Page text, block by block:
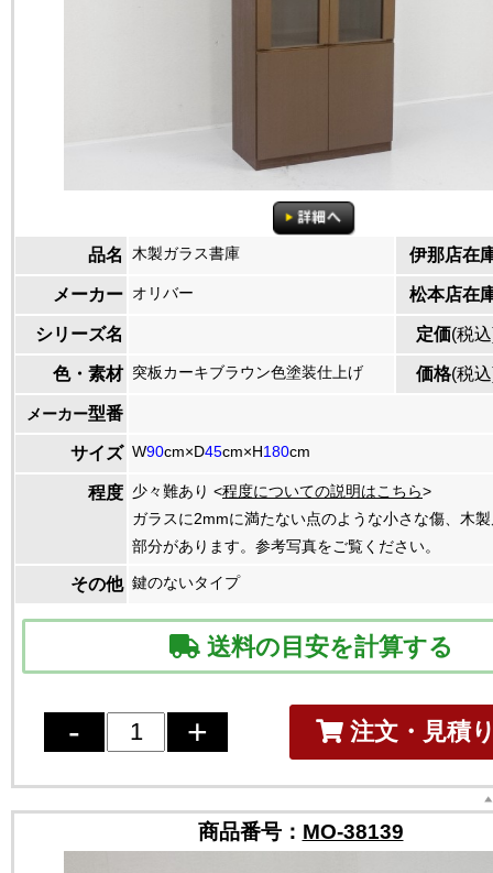
品名 木製ガラス書庫 伊那店在
メーカー オリバー 松本店在
シリーズ名 定価(税
色・素材 突板カーキブラウン色塗装仕上げ 価格(税
メーカー型番
サイズ W90cm×D45cm×H180cm
程度 少々難あり <程度についての説明はこちら>
ガラスに2mmに満たない点のような小さな傷、木
部分があります。参考写真をご覧ください。
その他 鍵のないタイプ
送料の目安を計算する
注文・見積
商品番号： MO-38139